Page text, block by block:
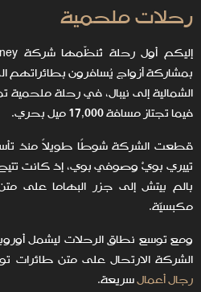
رحلات ملحمية
بمشاركة أزواج يُسافرون بطائراتهم
فيما تجتاز مسافة 17,000 ميل بحري.
تييري بويْ وصوفي بوي، إذ كانت
بالم بيتش إلى جزر البهاما على
مكبسيّة.
ومع توسع نطاق الرحلات ليشمل أوروبا
الشركة الارتحال على متن طائرات
رجال أعمالسريعة.